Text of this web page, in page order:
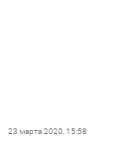
23 марта 2020, 15:58